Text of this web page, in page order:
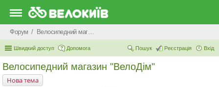
Форум Велосипедний магазин "ВелоДім"
Швидкий доступ Допомога Вхід
Реєстрація
Пошук
Велосипедний магазин "ВелоДім"
Нова тема